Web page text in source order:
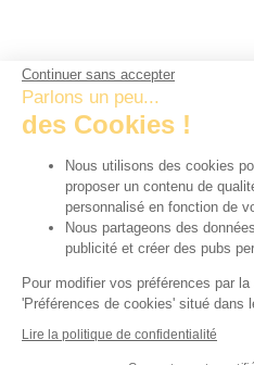
Continuer sans accepter
Parlons un peu...
des Cookies !
Nous utilisons des cookies
proposer un contenu de
personnalisé en fonction de
Nous partageons des
publicité et créer des pubs
Pour modifier vos préférences par
'Préférences de cookies' situé dans
Lire la politique de confidentialité